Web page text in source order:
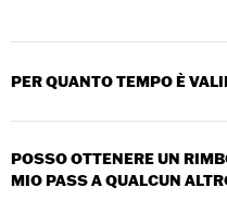
PER QUANTO TEMPO È
I pass sono validi per 12
POSSO OTTENERE UN
MIO PASS A QUALCUN